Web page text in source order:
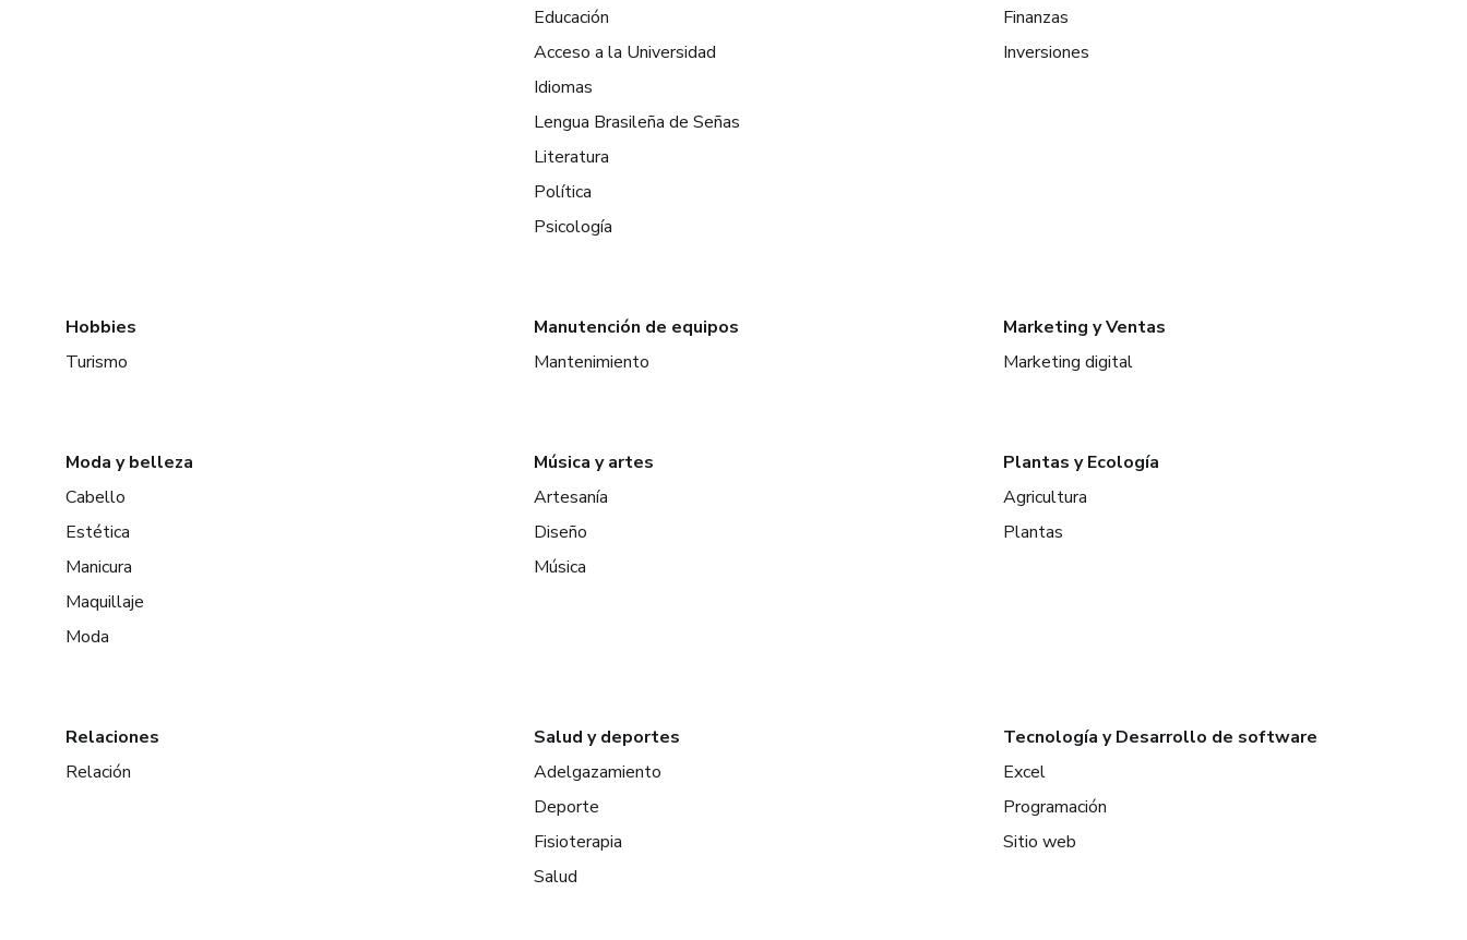
Educación
Acceso a la Universidad
Idiomas
Lengua Brasileña de Señas
Literatura
Política
Psicología
Finanzas
Inversiones
Hobbies
Turismo
Manutención de equipos
Mantenimiento
Marketing y Ventas
Marketing digital
Moda y belleza
Cabello
Estética
Manicura
Maquillaje
Moda
Música y artes
Artesanía
Diseño
Música
Plantas y Ecología
Agricultura
Plantas
Relaciones
Relación
Salud y deportes
Adelgazamiento
Deporte
Fisioterapia
Salud
Tecnología y Desarrollo de software
Excel
Programación
Sitio web